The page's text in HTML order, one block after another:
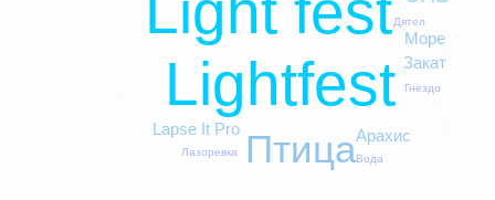
Lightfest
Птица
Море
Lapse It Pro Арахис
Закат
Гнездо
Дятел
Лазоревка
Вода